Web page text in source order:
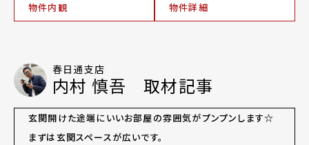
物件内観 物件詳細
春日通支店
内村 慎吾 取材記事
玄関開けた途端にいいお部屋の雰囲気がプンプンします☆
まずは玄関スペースが広いです。